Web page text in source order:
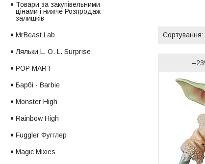
Товари за закупівельними
цінами і нижче Розпродаж
залишків
MrBeast Lab
Ляльки L. O. L. Surprise
POP MART
Барбі - Barbie
Monster High
Rainbow High
Fuggler Фугглер
Magic Mixies